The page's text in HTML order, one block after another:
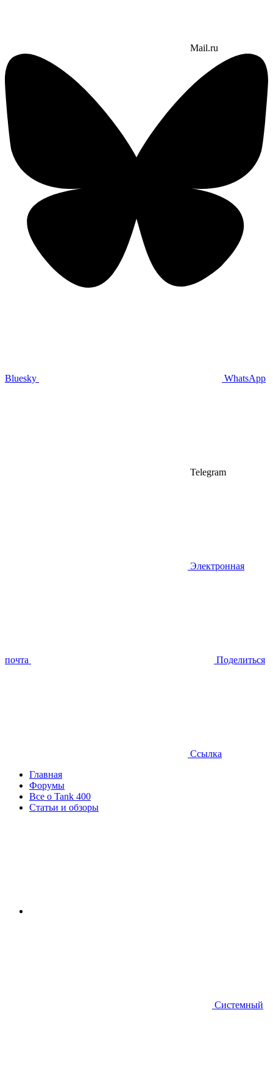
Mail.ru
Bluesky WhatsApp
Telegram
Электронная
почта Поделиться
Ссылка
Главная
Форумы
Все о Tank 400
Статьи и обзоры
Системный